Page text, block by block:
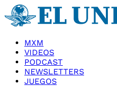
MXM
VIDEOS
PODCAST
NEWSLETTERS
JUEGOS